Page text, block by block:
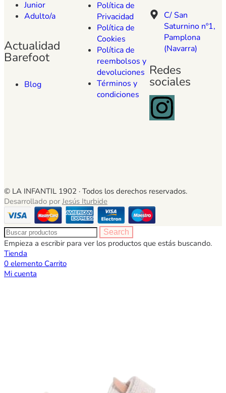
Junior
Adulto/a
Actualidad
Barefoot
Blog
Política de
Privacidad
Política de
Cookies
Política de
reembolsos y
devoluciones
Términos y
condiciones
C/ San
Saturnino nº1,
Pamplona
(Navarra)
Redes
sociales
© LA INFANTIL 1902 · Todos los derechos reservados.
Desarrollado por Jesús Iturbide
Search
Empieza a escribir para ver los productos que estás buscando.
Tienda
0 elemento Carrito
Mi cuenta